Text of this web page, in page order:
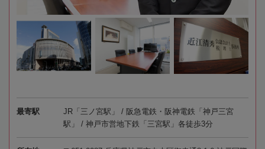
最寄駅
JR「三ノ宮駅」 / 阪急電鉄・阪神電鉄「神戸三宮
駅」 / 神戸市営地下鉄「三宮駅」各徒歩3分